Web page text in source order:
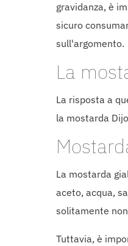
gravidanza, è
sicuro
sull'argomento.
La
La risposta a
la mostarda
La mostarda
aceto, acqua,
solitamente
Tuttavia, è